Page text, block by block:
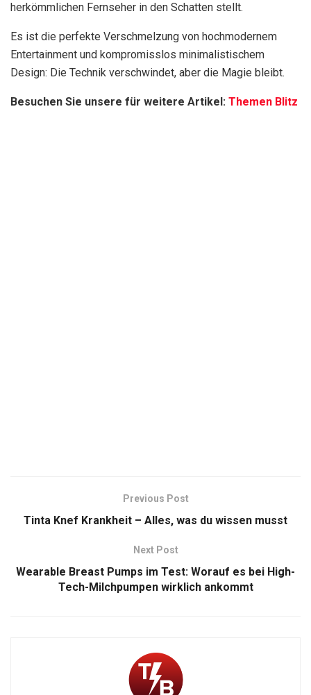
herkömmlichen Fernseher in den Schatten stellt.
Es ist die perfekte Verschmelzung von hochmodernem
Entertainment und kompromisslos minimalistischem
Design: Die Technik verschwindet, aber die Magie bleibt.
Besuchen Sie unsere für weitere Artikel: Themen Blitz
Previous Post
Tinta Knef Krankheit – Alles, was du wissen musst
Next Post
Wearable Breast Pumps im Test: Worauf es bei High-
Tech-Milchpumpen wirklich ankommt